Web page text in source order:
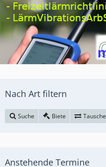
Nach Art filtern
Suche Biete Tausche
Anstehende Termine